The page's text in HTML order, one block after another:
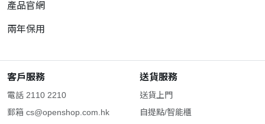
產品官網
兩年保用
客戶服務
電話 2110 2210
郵箱 cs@openshop.com.hk
送貨服務
送貨上門
自提點/智能櫃